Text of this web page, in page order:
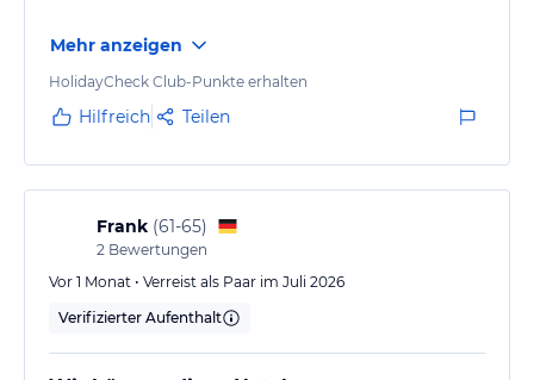
Klimatisierung in der gesamten Anlage. Buffet-Restaurant für
Frühstück und Abendessen, Snack-Bar. All dies mit ausgezeichneter
Professionalität und Freundlichkeit des Personals. Das macht uns
zu einer der Anlagen mit dem höchsten Zufriedenheitsgrad und
Hoteliers-/Veranstalter-/Kataloginformationen. Alle Angaben
ohne Gewähr und ohne Prüfung durch HolidayCheck. Bitte
lies vor der Buchung die verbindlichen Angebotsdetails
Mehr anzeigen
HolidayCheck Club-Punkte erhalten
Hilfreich Teilen
Frank (61-65)
2 Bewertungen
Vor 1 Monat • Verreist als Paar im Juli 2026
Verifizierter Aufenthalt